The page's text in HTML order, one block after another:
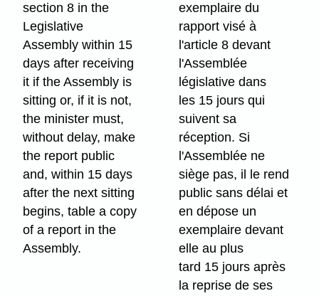
section 8 in the
Legislative
Assembly within 15
days after receiving
it if the Assembly is
sitting or, if it is not,
the minister must,
without delay, make
the report public
and, within 15 days
after the next sitting
begins, table a copy
of a report in the
Assembly.
exemplaire du
rapport visé à
l'article 8 devant
l'Assemblée
législative dans
les 15 jours qui
suivent sa
réception. Si
l'Assemblée ne
siège pas, il le rend
public sans délai et
en dépose un
exemplaire devant
elle au plus
tard 15 jours après
la reprise de ses